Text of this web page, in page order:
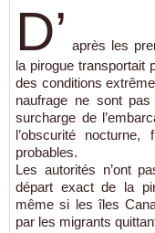
D’ après les
la pirogue transportait
des conditions
naufrage ne sont
surcharge de
l’obscurité
probables.
Les autorités n’ont
départ exact de la
même si les îles
par les migrants